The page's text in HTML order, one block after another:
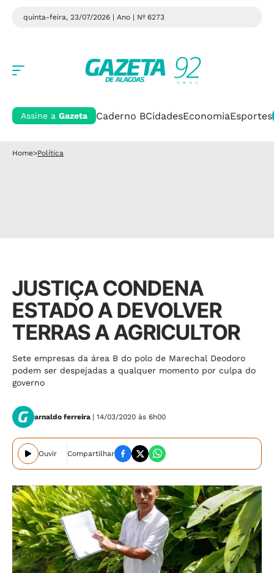
quinta-feira, 23/07/2026 | Ano | Nº 6273
Assine a Gazeta Caderno BCidadesEconomiaEsportes
Home>Política
JUSTIÇA CONDENA
ESTADO A DEVOLVER
TERRAS A AGRICULTOR
Sete empresas da área B do polo de Marechal Deodoro
podem ser despejadas a qualquer momento por culpa do
governo
arnaldo ferreira | 14/03/2020 às 6h00
Ouvir Compartilhar